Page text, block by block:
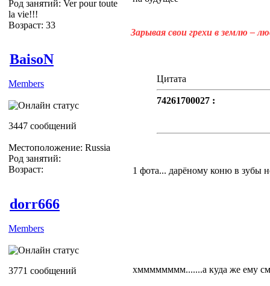
Род занятий: Ver pour toute
la vie!!!
Возраст: 33
Зарывая свои грехи в землю –
BaisoN
Members
3447 сообщений
Местоположение: Russia
Род занятий:
Возраст:
Цитата
74261700027 :
1 фота... дарёному коню в зубы
dorr666
Members
3771 сообщений хмммммммм.......а куда же ему